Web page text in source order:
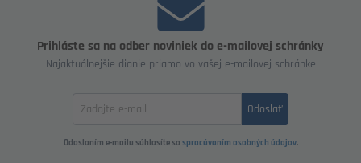
Prihláste sa na odber noviniek do e-mailovej schránky
Najaktuálnejšie dianie priamo vo vašej e-mailovej schránke
Odoslať
Odoslaním e-mailu súhlasíte so spracúvaním osobných údajov.